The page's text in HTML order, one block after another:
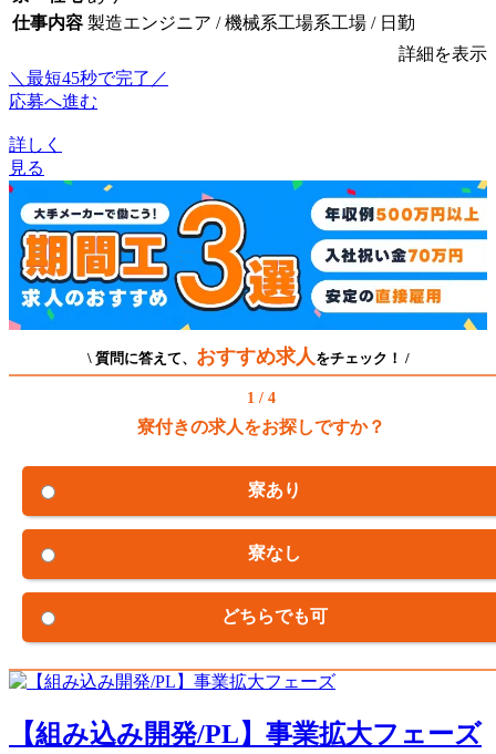
仕事内容 製造エンジニア / 機械系工場系工場 / 日勤
詳細を表示
＼最短45秒で完了／
応募へ進む
詳しく
見る
\ 質問に答えて、 おすすめ求人 をチェック！ /
1 / 4
寮付きの求人をお探しですか？
寮あり
寮なし
どちらでも可
【組み込み開発/PL】事業拡大フェーズ